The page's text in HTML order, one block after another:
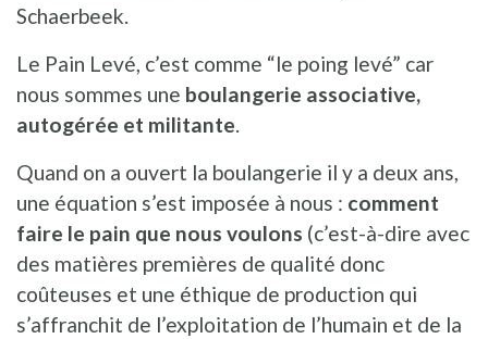
Schaerbeek.
Le Pain Levé, c’est comme “le poing levé” car
nous sommes une boulangerie associative,
autogérée et militante.
Quand on a ouvert la boulangerie il y a deux ans,
une équation s’est imposée à nous : comment
faire le pain que nous voulons (c’est-à-dire avec
des matières premières de qualité donc
coûteuses et une éthique de production qui
s’affranchit de l’exploitation de l’humain et de la